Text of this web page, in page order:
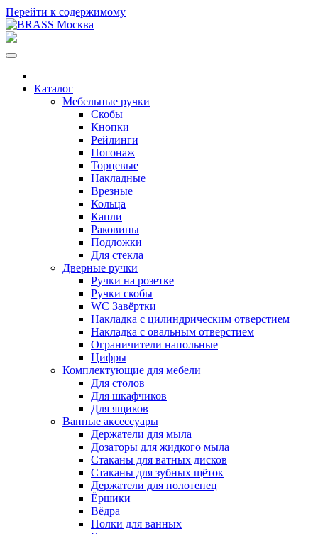
Перейти к содержимому
Каталог
Мебельные ручки
Скобы
Кнопки
Рейлинги
Погонаж
Торцевые
Накладные
Врезные
Кольца
Капли
Раковины
Подложки
Для стекла
Дверные ручки
Ручки на розетке
Ручки скобы
WC Завёртки
Накладка с цилиндрическим отверстием
Накладка с овальным отверстием
Ограничители напольные
Цифры
Комплектующие для мебели
Для столов
Для шкафчиков
Для ящиков
Ванные аксессуары
Держатели для мыла
Дозаторы для жидкого мыла
Стаканы для ватных дисков
Стаканы для зубных щёток
Держатели для полотенец
Ёршики
Вёдра
Полки для ванных